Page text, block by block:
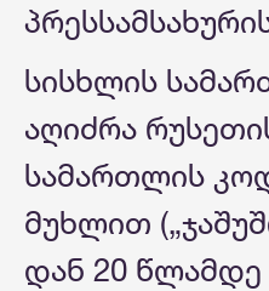
სისხლის
აღიძრა
სამართლის
მუხლით
დან 20